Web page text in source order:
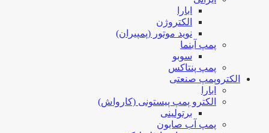
ابارا
الکتروژن
نوید موتور (پمپیران)
پمپ آبنما
سوبو
پمپ پنتاکس
الکتروپمپ صنعتی
ابارا
الکترو پمپ پیستونی (کارواش)
برتولینی
پمپ آب صابون